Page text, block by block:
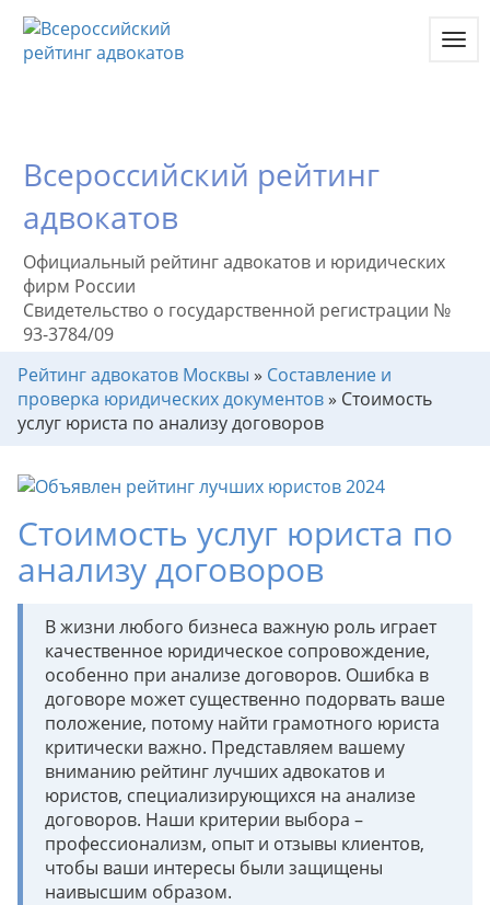
Всероссийский рейтинг
адвокатов
Официальный рейтинг адвокатов и юридических
фирм России
Свидетельство о государственной регистрации №
93-3784/09
Рейтинг адвокатов Москвы » Составление и
проверка юридических документов» Стоимость
услуг юриста по анализу договоров
Стоимость услуг юриста по
анализу договоров
В жизни любого бизнеса важную роль играет
качественное юридическое сопровождение,
особенно при анализе договоров. Ошибка в
договоре может существенно подорвать ваше
положение, потому найти грамотного юриста
критически важно. Представляем вашему
вниманию рейтинг лучших адвокатов и
юристов, специализирующихся на анализе
договоров. Наши критерии выбора –
профессионализм, опыт и отзывы клиентов,
чтобы ваши интересы были защищены
наивысшим образом.